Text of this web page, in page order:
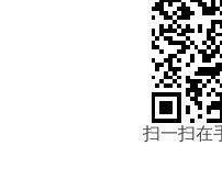
扫一扫在